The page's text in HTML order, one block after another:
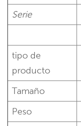
Serie
tipo de
producto
Tamaño
Peso